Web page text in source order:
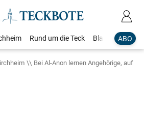
ABO
Rund um die Teck Blaulicht
Bei Al-Anon lernen Angehörige, auf